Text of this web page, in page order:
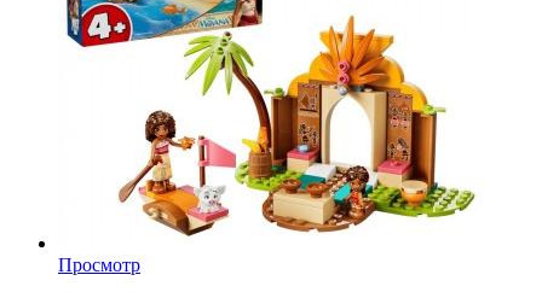
Просмотр